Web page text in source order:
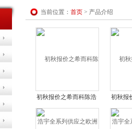
当前位置： 首页 > 产品介绍
初秋报价之希而科陈浩
宇全系列供应之欧洲工
控产品第65弹
初秋报
宇全系
控